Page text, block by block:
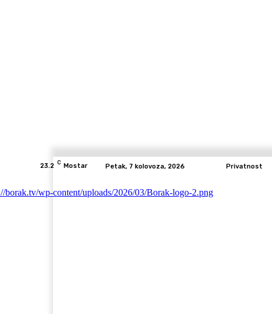
23.2 C Mostar Petak, 7 kolovoza, 2026 Privatnost